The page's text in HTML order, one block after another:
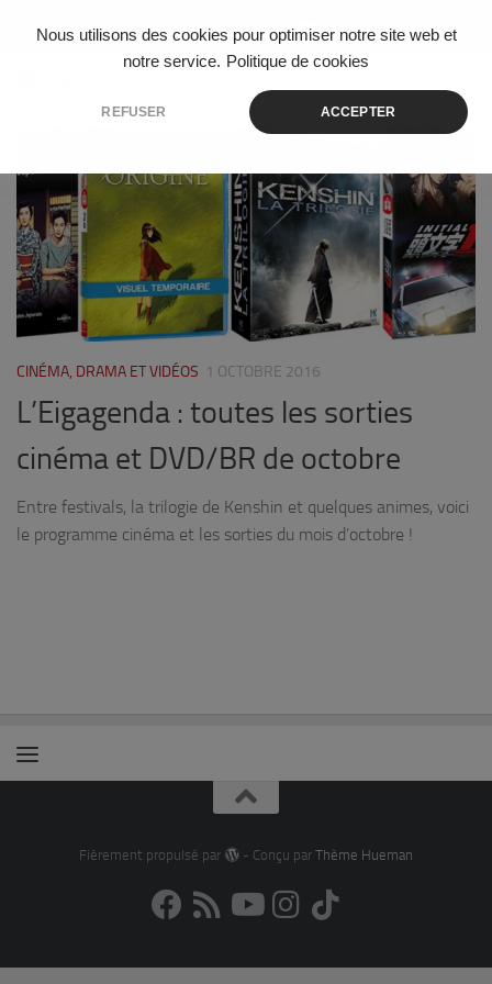
Nous utilisons des cookies pour optimiser notre site web et
notre service. Politique de cookies
REFUSER ACCEPTER
Skip to content
CINÉMA, DRAMA ET VIDÉOS 1 OCTOBRE 2016
L’Eigagenda : toutes les sorties
cinéma et DVD/BR de octobre
Entre festivals, la trilogie de Kenshin et quelques animes, voici
le programme cinéma et les sorties du mois d’octobre !
Fièrement propulsé par - Conçu par Thème Hueman